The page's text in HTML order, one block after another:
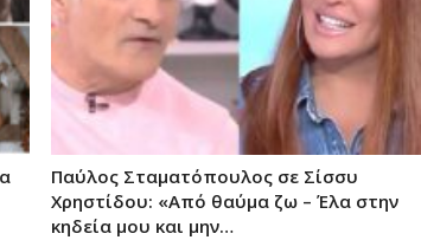
Παύλος Σταματόπουλος σε Σίσσυ
Χρηστίδου: «Από θαύμα ζω – Έλα στην
κηδεία μου και μην…